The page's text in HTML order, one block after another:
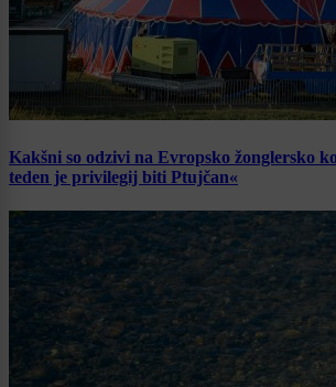
Kakšni so odzivi na Evropsko žonglersko
teden je privilegij biti Ptujčan«